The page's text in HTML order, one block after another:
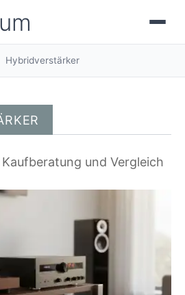
Hybridverstärker
und Vergleich